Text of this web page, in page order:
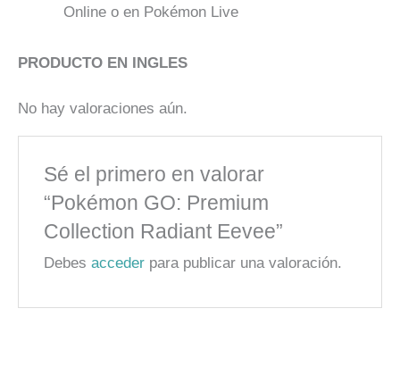
Online o en Pokémon Live
PRODUCTO EN INGLES
No hay valoraciones aún.
Sé el primero en valorar
“Pokémon GO: Premium
Collection Radiant Eevee”
Debesacceder para publicar una valoración.